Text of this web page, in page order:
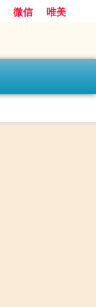
微信
唯美